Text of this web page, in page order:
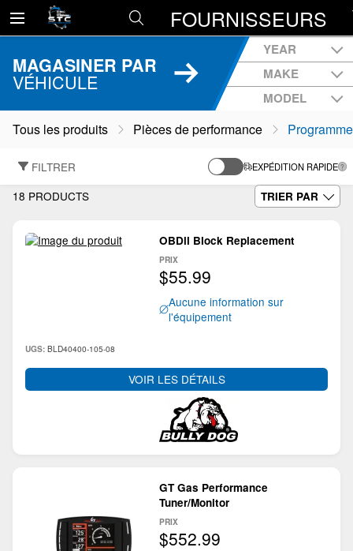
FOURNISSEURS
MAGASINER PAR
VÉHICULE
YEAR
MAKE
MODEL
Tous les produits Pièces de performance
18 PRODUCTS
FILTRER EXPÉDITION RAPIDE
TRIER PAR
OBDll Block Replacement
Aucune information sur
l'équipement
PRIX
$55.99
UGS: BLD40400-105-08
VOIR LES DÉTAILS
GT Gas Performance
Tuner/Monitor
PRIX
$552.99